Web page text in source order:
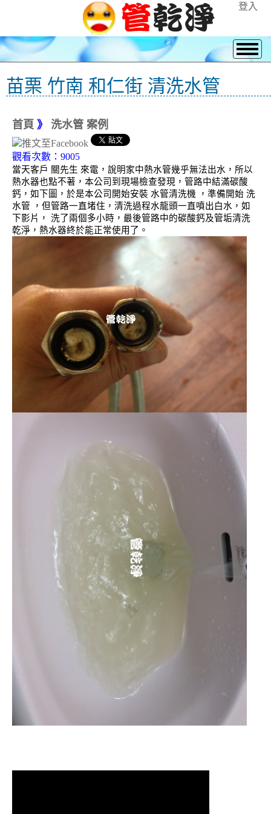
登入
苗栗 竹南 和仁街 清洗水管
首頁 》 洗水管 案例
觀看次數：9005
當天客戶 關先生 來電，說明家中熱水管幾乎無法出水，所以
熱水器也點不著，本公司到現場檢查發現，管路中結滿碳酸
鈣，如下圖，於是本公司開始安裝 水管清洗機 ，準備開始 洗
水管 ，但管路一直堵住，清洗過程水龍頭一直噴出白水，如
下影片， 洗了兩個多小時，最後管路中的碳酸鈣及管垢清洗
乾淨，熱水器終於能正常使用了。